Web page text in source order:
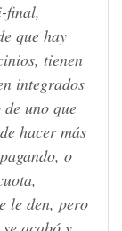
final,
que hay
tienen
integrados
uno que
hacer más
o
le den, pero